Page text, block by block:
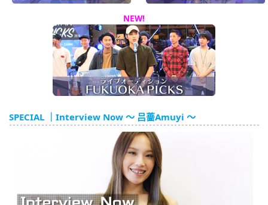
NEW!
SPECIAL ｜Interview Now ～ 吕蔷Amuyi ～